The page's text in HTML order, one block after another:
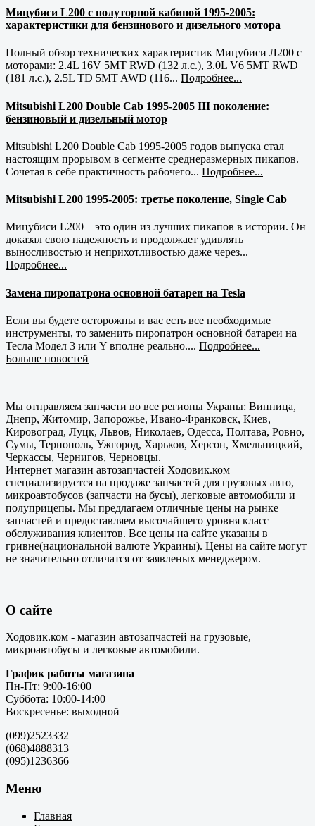
Мицубиси L200 с полуторной кабиной 1995-2005:
характеристики для бензинового и дизельного мотора
Полный обзор технических характеристик Мицубиси Л200 с
моторами: 2.4L 16V 5MT RWD (132 л.с.), 3.0L V6 5MT RWD
(181 л.с.), 2.5L TD 5MT AWD (116... Подробнее...
Mitsubishi L200 Double Cab 1995-2005 III поколение:
бензиновый и дизельный мотор
Mitsubishi L200 Double Cab 1995-2005 годов выпуска стал
настоящим прорывом в сегменте среднеразмерных пикапов.
Сочетая в себе практичность рабочего... Подробнее...
Mitsubishi L200 1995-2005: третье поколение, Single Cab
Мицубиси L200 – это один из лучших пикапов в истории. Он
доказал свою надежность и продолжает удивлять
выносливостью и неприхотливостью даже через...
Подробнее...
Замена пиропатрона основной батареи на Tesla
Если вы будете осторожны и вас есть все необходимые
инструменты, то заменить пиропатрон основной батареи на
Тесла Модел 3 или Y вполне реально.... Подробнее...
Больше новостей
Мы отправляем запчасти во все регионы Украны: Винница,
Днепр, Житомир, Запорожье, Ивано-Франковск, Киев,
Кировоград, Луцк, Львов, Николаев, Одесса, Полтава, Ровно,
Сумы, Тернополь, Ужгород, Харьков, Херсон, Хмельницкий,
Черкассы, Чернигов, Черновцы.
Интернет магазин автозапчастей Ходовик.ком
специализируется на продаже запчастей для грузовых авто,
микроавтобусов (запчасти на бусы), легковые автомобили и
полуприцепы. Мы предлагаем отличные цены на рынке
запчастей и предоставляем высочайшего уровня класс
обслуживания клиентов. Все цены на сайте указаны в
гривне(национальной валюте Украины). Цены на сайте могут
не значительно отличатся от заявленых менеджером.
О сайте
Ходовик.ком - магазин автозапчастей на грузовые,
микроавтобусы и легковые автомобили.
График работы магазина
Пн-Пт: 9:00-16:00
Суббота: 10:00-14:00
Воскресенье: выходной
(099)2523332
(068)4888313
(095)1236366
Меню
Главная